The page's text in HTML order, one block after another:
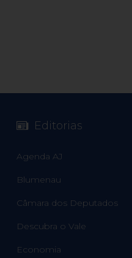
Editorias
Agenda AJ
Blumenau
Câmara dos Deputados
Descubra o Vale
Economia